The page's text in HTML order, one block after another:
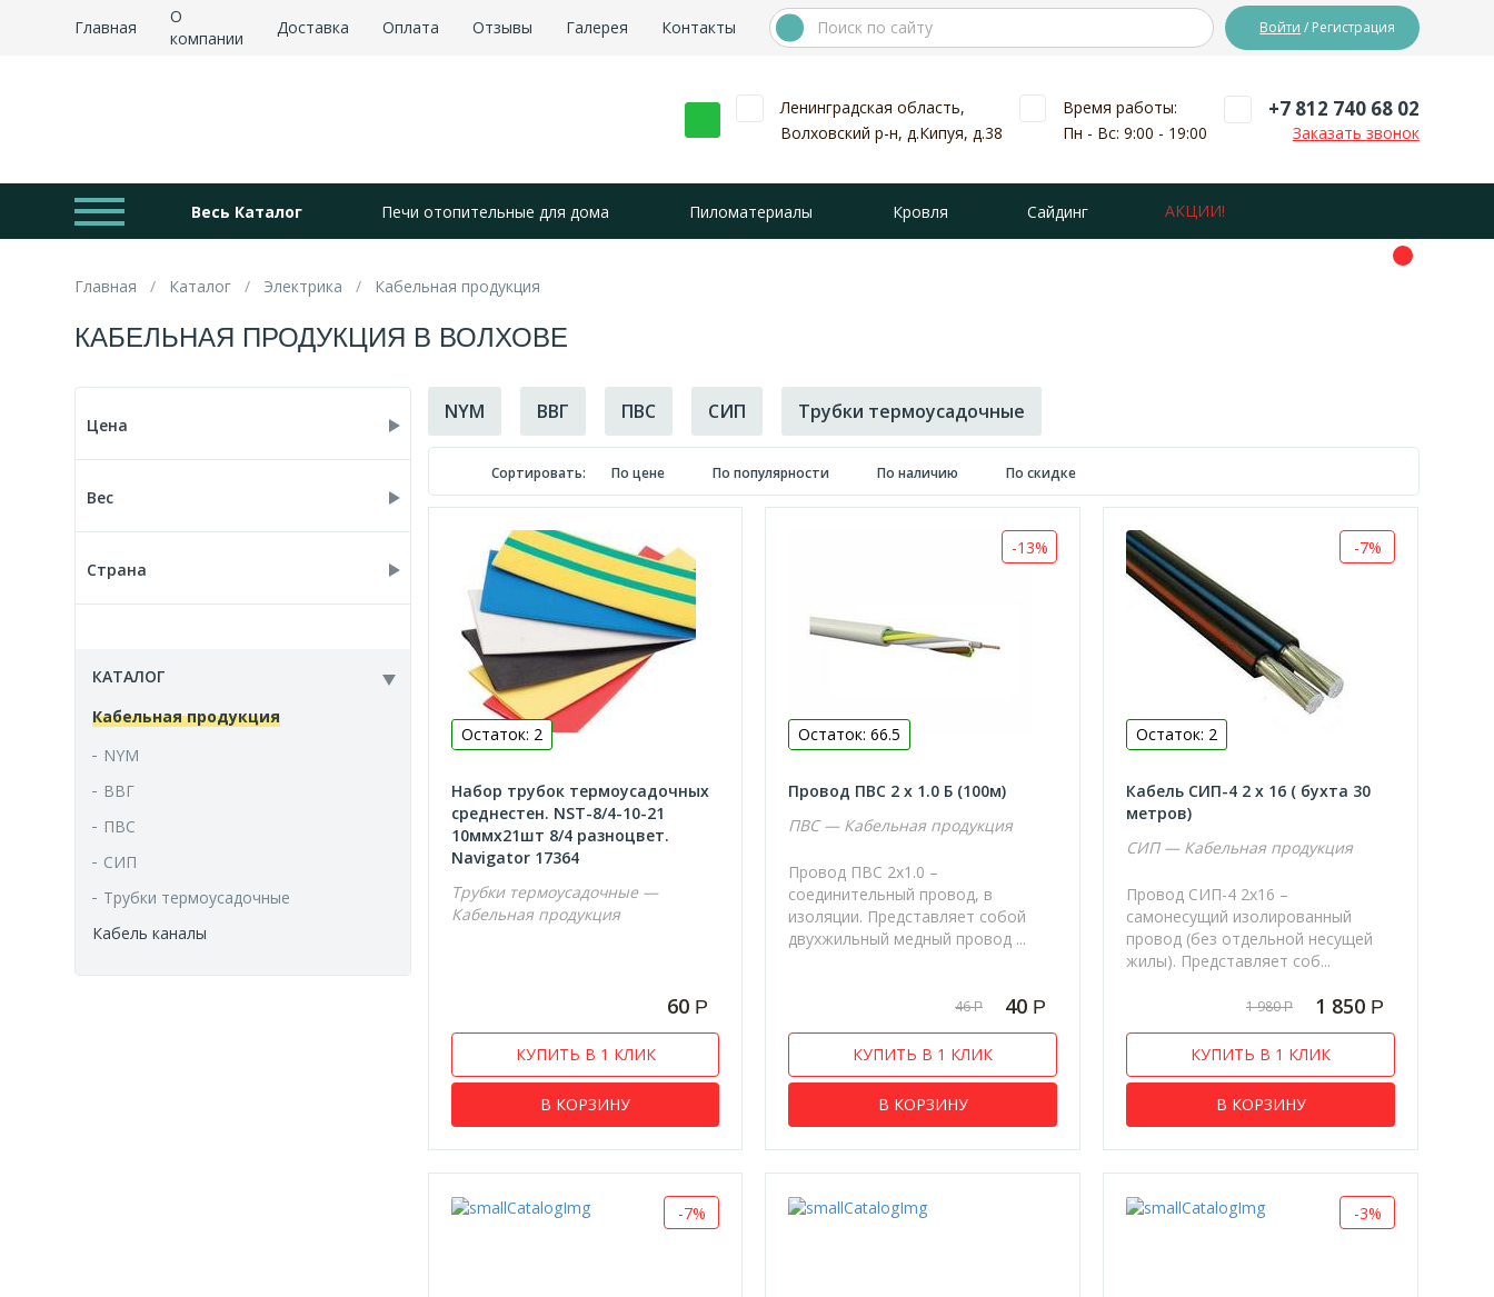
Главная
О
компании
Доставка Оплата Отзывы Галерея Контакты Войти / Регистрация
Ленинградская область,
Волховский р-н, д.Кипуя, д.38
Время работы:
Пн - Вс: 9:00 - 19:00
+7 812 740 68 02
Заказать звонок
Весь Каталог Печи отопительные для дома Пиломатериалы Кровля Сайдинг АКЦИИ!
Главная Каталог Электрика Кабельная продукция
КАБЕЛЬНАЯ ПРОДУКЦИЯ В ВОЛХОВЕ
Цена
Вес
Страна
КАТАЛОГ
Кабельная продукция
NYM
ВВГ
ПВС
СИП
Трубки термоусадочные
Кабель каналы
NYM ВВГ ПВС СИП Трубки термоусадочные
Сортировать: По цене По популярности По наличию По скидке
Остаток: 2
Набор трубок термоусадочных
среднестен. NST-8/4-10-21
10ммх21шт 8/4 разноцвет.
Navigator 17364
Трубки термоусадочные —
Кабельная продукция
60 Р
КУПИТЬ В 1 КЛИК
В КОРЗИНУ
-13%
Остаток: 66.5
Провод ПВС 2 х 1.0 Б (100м)
ПВС — Кабельная продукция
Провод ПВС 2х1.0 –
соединительный провод, в
изоляции. Представляет собой
двухжильный медный провод ...
46Р 40 Р
КУПИТЬ В 1 КЛИК
В КОРЗИНУ
-7%
Остаток: 2
Кабель СИП-4 2 х 16 ( бухта 30
метров)
СИП — Кабельная продукция
Провод СИП-4 2х16 –
самонесущий изолированный
провод (без отдельной несущей
жилы). Представляет соб...
1 980Р 1 850 Р
КУПИТЬ В 1 КЛИК
В КОРЗИНУ
-7% -3%